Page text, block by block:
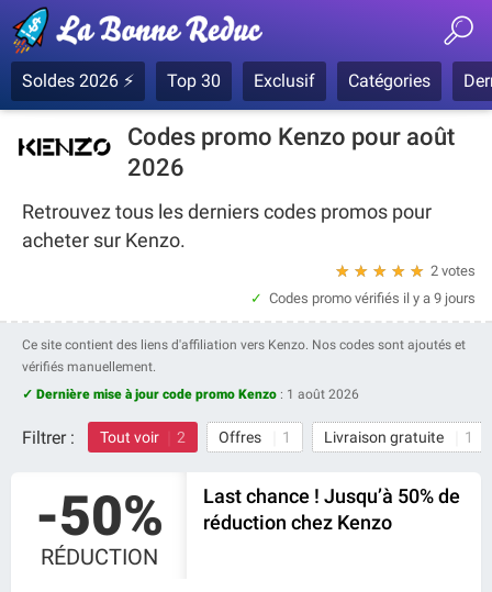
Soldes 2026 ⚡ Top 30 Exclusif Catégories
Codes promo Kenzo pour août
2026
Retrouvez tous les derniers codes promos pour
acheter sur Kenzo.
2 votes
★
★
★
★
★
Codes promo vérifiés il y a 9 jours
Ce site contient des liens d'affiliation vers Kenzo. Nos codes sont ajoutés et
vérifiés manuellement.
✓ Dernière mise à jour code promo Kenzo : 1 août 2026
Filtrer : Tout voir 2 Offres 1 Livraison gratuite 1
-50%
RÉDUCTION
Last chance ! Jusqu’à 50% de
réduction chez Kenzo